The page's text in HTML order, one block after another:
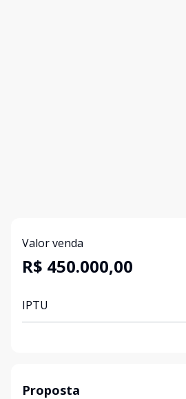
Valor venda
R$ 450.000,00
IPTU
Proposta